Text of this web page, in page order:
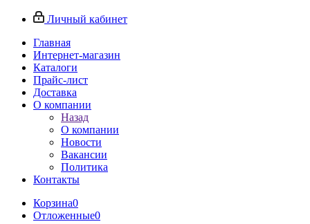
Личный кабинет
Главная
Интернет-магазин
Каталоги
Прайс-лист
Доставка
О компании
Назад
О компании
Новости
Вакансии
Политика
Контакты
Корзина0
Отложенные0